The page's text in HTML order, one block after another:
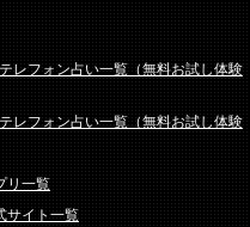
レフォン占い一覧（無料お試し体験
レフォン占い一覧（無料お試し体験
リ一覧
サイト一覧